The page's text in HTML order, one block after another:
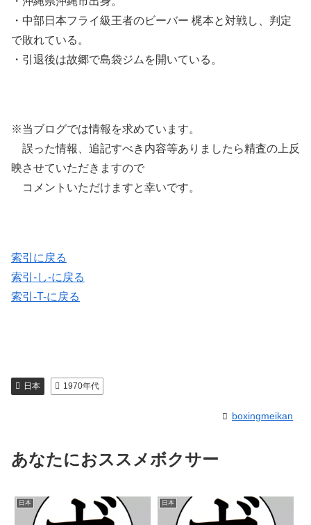
・中部日本フライ級王者のビーバー 梶本と対戦し、判定
で敗れている。
・引退後は故郷で島袋ジムを開いている。
※当ブログでは情報を求めています。
誤った情報、追記すべき内容等ありましたら精査の上反
映させていただきますので
コメントいただけますと幸いです。
索引に戻る
索引-し-に戻る
索引-T-に戻る
日本 1970年代
boxingmeikan
あなたにおススメボクサー
日本 日本